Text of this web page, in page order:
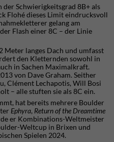
der Schwierigkeitsgrad 8B+ als
Flohé dieses Limit eindrucksvoll
gelang am
Flash einer 8C – der Linie
Meter langes Dach und umfasst
den Kletternden sowohl in
in Sachen Maximalkraft.
von Dave Graham. Seither
Clément Lechapotis, Will Bosi
– alle stuften sie als 8C ein.
hat bereits mehrere Boulder
Ephyra, Return of the Dreamtime
er Kombinations-Weltmeister
Weltcup in Brixen und
Spielen 2024.